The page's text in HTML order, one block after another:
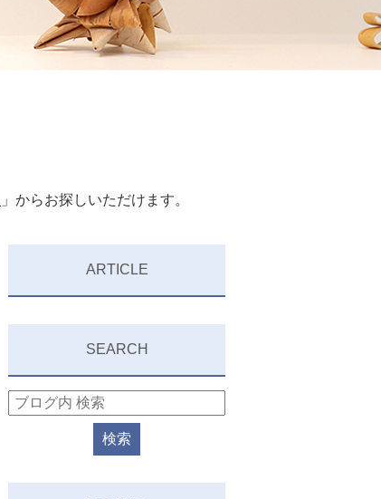
」からお探しいただけます。
ARTICLE
SEARCH